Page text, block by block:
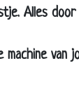
Alles door
van